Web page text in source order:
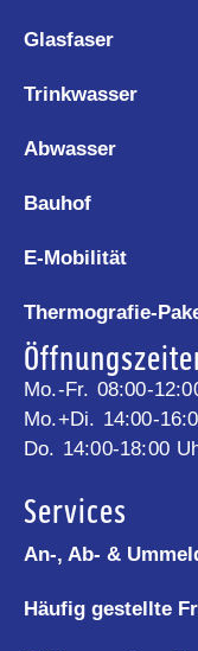
Glasfaser
Trinkwasser
Abwasser
Bauhof
E-Mobilität
Thermografie-
Mo.-Fr. 08:00-
Mo.+Di. 14:00-
Do. 14:00-18:00
Services
An-, Ab- &
Häufig gestellte